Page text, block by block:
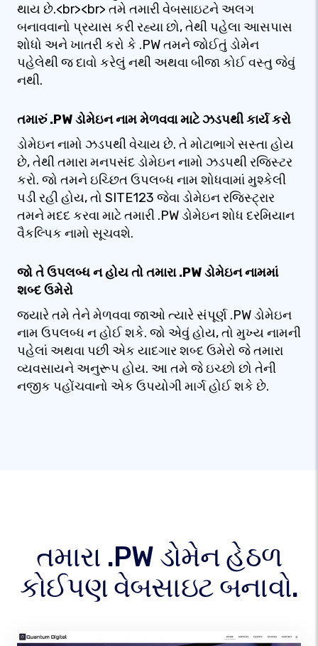
થાય છે.<br><br> તમે તમારી વેબસાઇટને અલગ
બનાવવાનો પ્રયાસ કરી રહ્યા છો, તેથી પહેલા આસપાસ
શોધો અને ખાતરી કરો કે .PW તમને જોઈતું ડોમેન
પહેલેથી જ દાવો કરેલું નથી અથવા બીજા કોઈ વસ્તુ જેવું
નથી.
તમારું .PW ડોમેઇન નામ મેળવવા માટે ઝડપથી કાર્ય કરો
ડોમેઇન નામો ઝડપથી વેચાય છે. તે મોટાભાગે સસ્તા હોય
છે, તેથી તમારા મનપસંદ ડોમેઇન નામો ઝડપથી રજિસ્ટર
કરો. જો તમને ઇચ્છિત ઉપલબ્ધ નામ શોધવામાં મુશ્કેલી
પડી રહી હોય, તો SITE123 જેવા ડોમેઇન રજિસ્ટ્રાર
તમને મદદ કરવા માટે તમારી .PW ડોમેઇન શોધ દરમિયાન
વૈકલ્પિક નામો સૂચવશે.
જો તે ઉપલબ્ધ ન હોય તો તમારા .PW ડોમેઇન નામમાં
શબ્દ ઉમેરો
જ્યારે તમે તેને મેળવવા જાઓ ત્યારે સંપૂર્ણ .PW ડોમેઇન
નામ ઉપલબ્ધ ન હોઈ શકે. જો એવું હોય, તો મુખ્ય નામની
પહેલાં અથવા પછી એક યાદગાર શબ્દ ઉમેરો જે તમારા
વ્યવસાયને અનુરૂપ હોય. આ તમે જે ઇચ્છો છો તેની
નજીક પહોંચવાનો એક ઉપયોગી માર્ગ હોઈ શકે છે.
તમારા .PW ડોમેન હેઠળ
કોઈપણ વેબસાઇટ બનાવો.